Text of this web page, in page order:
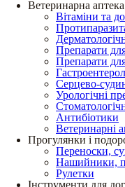
Ветеринарна аптека
Вітаміни та
Препарати
Препарати
Серцево-
Урологічні
Антибіотики
Ветеринарні
Прогулянки і
Переноски,
Нашийники,
Рулетки
Інструменти для